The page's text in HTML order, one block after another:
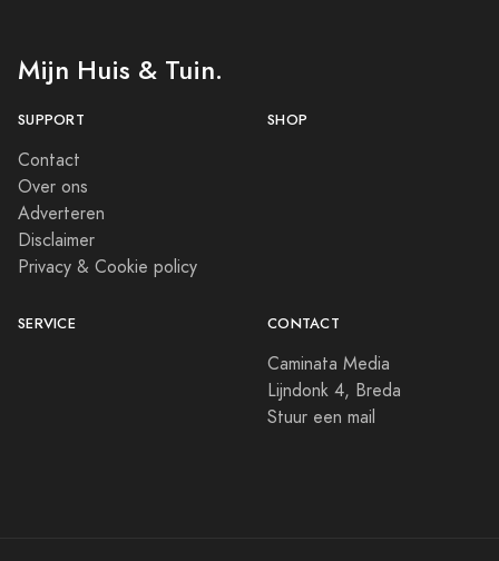
Mijn Huis & Tuin.
SUPPORT
Contact
Over ons
Adverteren
Disclaimer
Privacy & Cookie policy
SHOP
SERVICE CONTACT
Caminata Media
Lijndonk 4, Breda
Stuur een mail